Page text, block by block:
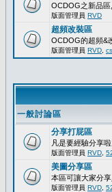
OCDOG之新品區
版面管理員 RVD
超頻改裝區
OCDOG的超頻&
版面管理員 RVD
一般討論區
分享打屁區
凡是要經驗分享
版面管理員 RVD
美圖分享區
本區可讓大家分
版面管理員 RVD